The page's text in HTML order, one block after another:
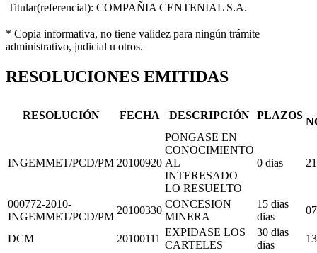
Titular(referencial): COMPAÑIA CENTENIAL S.A.
* Copia informativa, no tiene validez para ningún trámite
administrativo, judicial u otros.
RESOLUCIONES EMITIDAS
RESOLUCIÓN FECHA DESCRIPCIÓN PLAZOS
INGEMMET/PCD/PM 20100920
PONGASE EN
CONOCIMIENTO
AL
INTERESADO
LO RESUELTO
0 dias
000772-2010-
INGEMMET/PCD/PM
20100330
CONCESION
MINERA
15 dias
dias
DCM 20100111
EXPIDASE LOS
CARTELES
30 dias
dias